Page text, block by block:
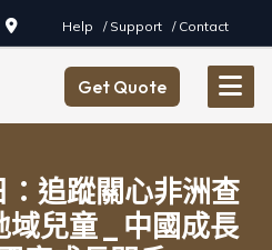
Help / Support / Contact
Get Quote
：追蹤關心非洲查
兒童 _ 中國成長